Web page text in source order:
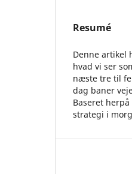
Resumé
Denne artikel
hvad vi ser
næste tre til
dag baner
Baseret
strategi i